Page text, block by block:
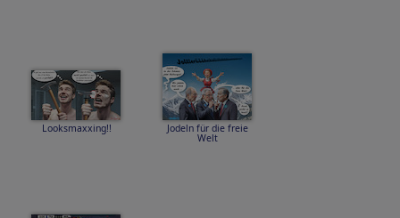
Looksmaxxing!! Jodeln für die freie
Welt